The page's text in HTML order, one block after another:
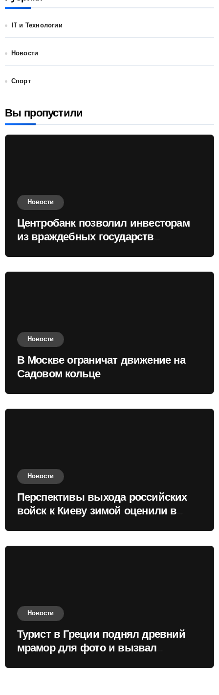
IT и Технологии
Новости
Спорт
Вы пропустили
Новости
Центробанк позволил инвесторам
из враждебных государств
Новости
В Москве ограничат движение на
Садовом кольце
Новости
Перспективы выхода российских
войск к Киеву зимой оценили в
Новости
Турист в Греции поднял древний
мрамор для фото и вызвал